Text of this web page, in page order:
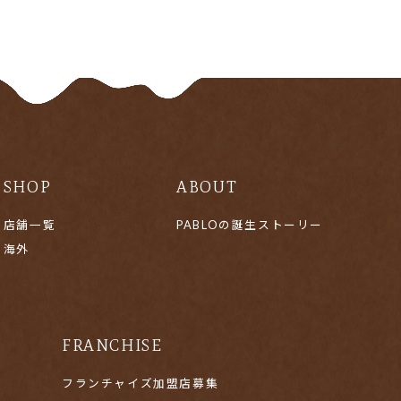
SHOP
店舗一覧
海外
ABOUT
PABLOの誕生ストーリー
FRANCHISE
フランチャイズ加盟店募集